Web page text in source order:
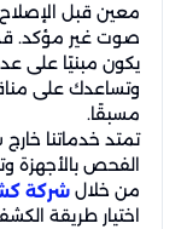
معين قبل
صوت غير مؤكد.
يكون مبنيًا على
وتساعدك على
مسبقًا.
تمتد خدماتنا
الفحص بالأجهزة
من خلال شركة
اختيار طريقة